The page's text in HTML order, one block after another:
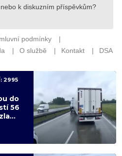
2995
do
56